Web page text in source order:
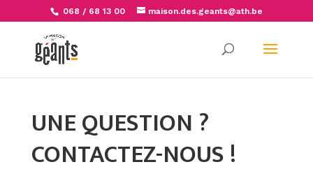
068 / 68 13 00 maison.des.geants@ath.be
UNE QUESTION ?
CONTACTEZ-NOUS !